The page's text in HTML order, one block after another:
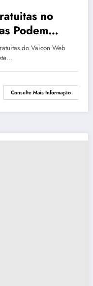
no
Podem
Digital
do Vaicon Web
Consulte Mais Informação